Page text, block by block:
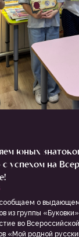
юных
с успехом на
о
из группы
во
«Мой родной